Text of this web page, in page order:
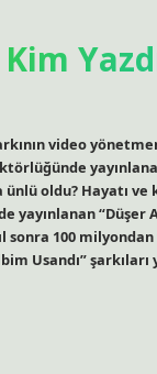
video
oldu? Hayatı
yayınlanan
sonra 100
Usandı”